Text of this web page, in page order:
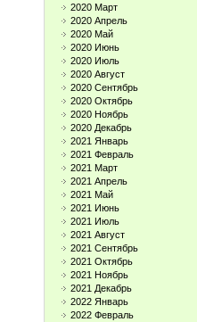
2020 Март
2020 Апрель
2020 Май
2020 Июнь
2020 Июль
2020 Август
2020 Сентябрь
2020 Октябрь
2020 Ноябрь
2020 Декабрь
2021 Январь
2021 Февраль
2021 Март
2021 Апрель
2021 Май
2021 Июнь
2021 Июль
2021 Август
2021 Сентябрь
2021 Октябрь
2021 Ноябрь
2021 Декабрь
2022 Январь
2022 Февраль